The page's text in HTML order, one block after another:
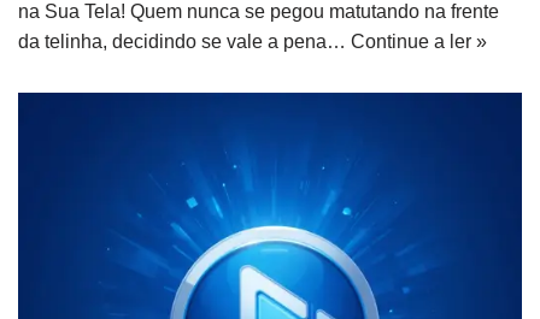
na Sua Tela! Quem nunca se pegou matutando na frente
da telinha, decidindo se vale a pena… Continue a ler »